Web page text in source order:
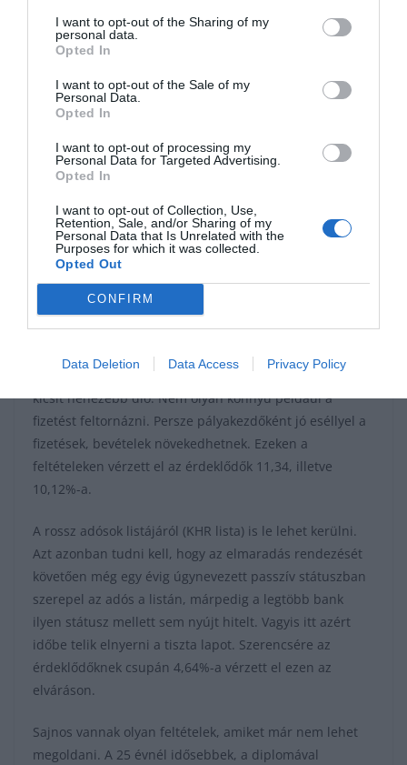
I want to opt-out of the Sharing of my
personal data.
Opted In
I want to opt-out of the Sale of my
Personal Data.
Opted In
I want to opt-out of processing my
Personal Data for Targeted Advertising.
Opted In
I want to opt-out of Collection, Use,
Retention, Sale, and/or Sharing of my
Personal Data that Is Unrelated with the
Purposes for which it was collected.
Opted Out
CONFIRM
Data Deletion Data Access Privacy Policy
hanem 18 évesnél húzzák meg.
Számos problémát könnyen orvosolni lehet. A meglévő
az érdeklődők. (Természetesen nagyobb összegű
elmaradást nem olyan könnyű gyorsan rendezni.). Az
A 3 hónapos TB jogviszony már teljesíthető akkor, ha
valaki 3 hónapja folyamatos munkaviszonnyal
rendelkezik, vagyis ezt az előírást relatív könnyen meg
lehet oldani. Ezzel a problémával szembesült a
Bankmonitor kalkulátorát használók 3,19%-a.
A munkaviszonyra, jövedelemre vonatkozó elvárás már
kicsit nehezebb dió. Nem olyan könnyű például a
fizetést feltornázni. Persze pályakezdőként jó eséllyel a
fizetések, bevételek növekedhetnek. Ezeken a
feltételeken vérzett el az érdeklődők 11,34, illetve
10,12%-a.
A rossz adósok listájáról (KHR lista) is le lehet kerülni.
Azt azonban tudni kell, hogy az elmaradás rendezését
követően még egy évig úgynevezett passzív státuszban
szerepel az adós a listán, márpedig a legtöbb bank
ilyen státusz mellett sem nyújt hitelt. Vagyis itt azért
időbe telik elnyerni a tiszta lapot. Szerencsére az
érdeklődőknek csupán 4,64%-a vérzett el ezen az
elváráson.
Sajnos vannak olyan feltételek, amiket már nem lehet
megoldani. A 25 évnél idősebbek, a diplomával